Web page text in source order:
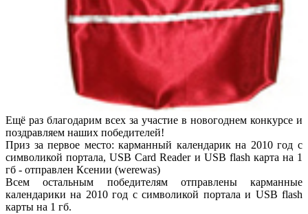
Ещё раз благодарим всех за участие в новогоднем конкурсе и
поздравляем наших победителей!
Приз за первое место: карманный календарик на 2010 год с
символикой портала, USB Card Reader и USB flash карта на 1
гб - отправлен Ксении (werewas)
Всем остальным победителям отправлены карманные
календарики на 2010 год с символикой портала и USB flash
карты на 1 гб.